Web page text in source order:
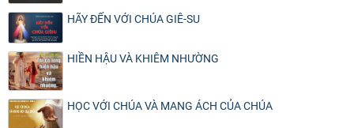
HÃY ĐẾN VỚI CHÚA GIÊ-SU
HIỀN HẬU VÀ KHIÊM NHƯỜNG
HỌC VỚI CHÚA VÀ MANG ÁCH CỦA CHÚA